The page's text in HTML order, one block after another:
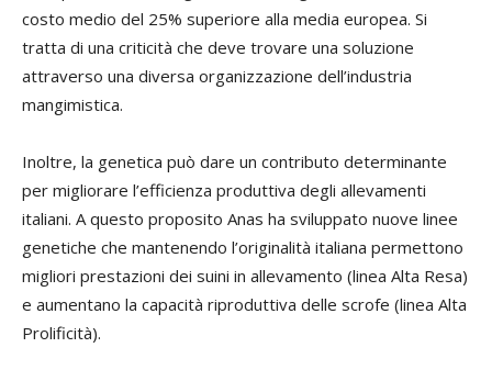
costo medio del 25% superiore alla media europea. Si
tratta di una criticità che deve trovare una soluzione
attraverso una diversa organizzazione dell’industria
mangimistica.
Inoltre, la genetica può dare un contributo determinante
per migliorare l’efficienza produttiva degli allevamenti
italiani. A questo proposito Anas ha sviluppato nuove linee
genetiche che mantenendo l’originalità italiana permettono
migliori prestazioni dei suini in allevamento (linea Alta Resa)
e aumentano la capacità riproduttiva delle scrofe (linea Alta
Prolificità).